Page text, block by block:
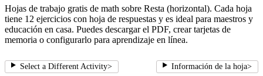
Hojas de trabajo gratis de math sobre Resta (horizontal). Cada hoja
tiene 12 ejercicios con hoja de respuestas y es ideal para maestros y
educación en casa. Puedes descargar el PDF, crear tarjetas de
memoria o configurarlo para aprendizaje en línea.
Select a Different Activity> Información de la hoja>